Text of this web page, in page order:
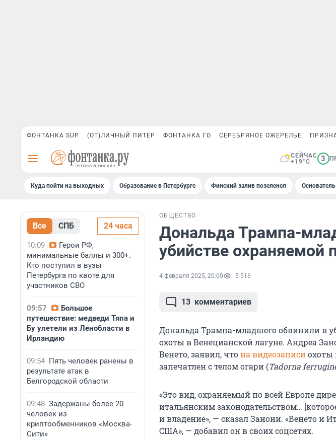
ФОНТАНКА SUP (ОТ)ЛИЧНЫЙ ПИТЕР ФОНТАНКА ГО СЕРЕБРЯНОЕ ОЖЕРЕЛЬЕ
СЕЙЧАС
+19°C
3
Куда пойти на выходных Образование в Петербурге Финский залив позеленел
Все СПБ 24 часа
10:09
Герои РФ,
минимальные баллы и 300+.
Кто поступил в вузы
Петербурга по квоте для
участников СВО
09:57
Большое
путешествие: медведи Тяпа и
Бу улетели из Ленобласти в
Ирландию
09:54 Пять человек ранены в
результате атак в
Белгородской области
09:48 Задержаны более 20
человек из
криптообменников «Москва-
Сити»
ОБЩЕСТВО
Дональда Трампа-
убийстве охраняемой
4 февраля 2025, 20:00 5 516
13 комментариев
Дональда Трампа-младшего обвинили в
охоты в Венецианской лагуне. Андреа
Венето, заявил, чтона видеозаписиохоты
запечатлен с телом огари (Tadorna
«Это вид, охраняемый по всей Европе
итальянским законодательством…
и владение», — сказал Занони. «Венето и
США», — добавил он в своих соцсетях.